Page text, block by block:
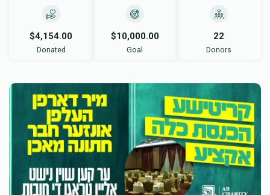
$4,154.00
Donated
$10,000.00
Goal
22
Donors